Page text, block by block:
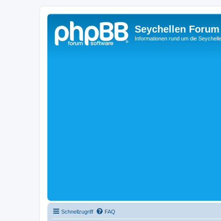
Seychellen Forum
Informationen rund um die
Schnellzugriff FAQ